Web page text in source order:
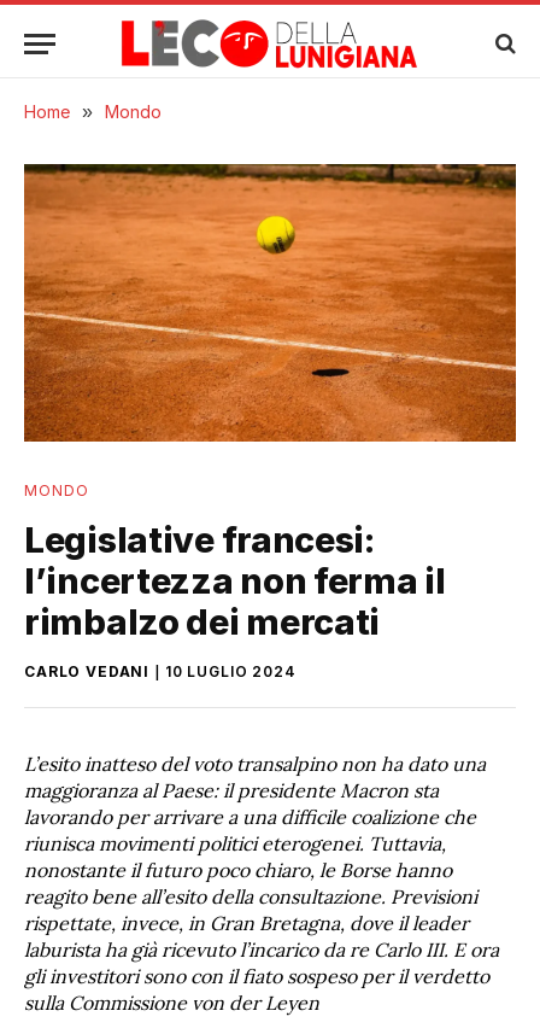
Home » Mondo
MONDO
Legislative francesi:
l’incertezza non ferma il
rimbalzo dei mercati
CARLO VEDANI 10 LUGLIO 2024
L’esito inatteso del voto transalpino non ha dato una
maggioranza al Paese: il presidente Macron sta
lavorando per arrivare a una difficile coalizione che
riunisca movimenti politici eterogenei. Tuttavia,
nonostante il futuro poco chiaro, le Borse hanno
reagito bene all’esito della consultazione. Previsioni
rispettate, invece, in Gran Bretagna, dove il leader
laburista ha già ricevuto l’incarico da re Carlo III. E ora
gli investitori sono con il fiato sospeso per il verdetto
sulla Commissione von der Leyen